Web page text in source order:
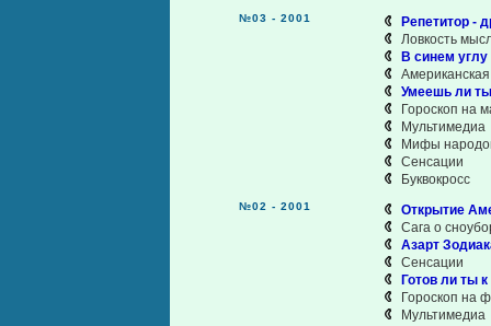
№03 - 2001
Репетитор -
Ловкость
В синем
Умеешь ли
Гороскоп на
Мультимедиа
Мифы
Сенсации
Буквокросс
№02 - 2001
Открытие
Сага о
Азарт
Сенсации
Готов ли ты
Гороскоп на
Мультимедиа